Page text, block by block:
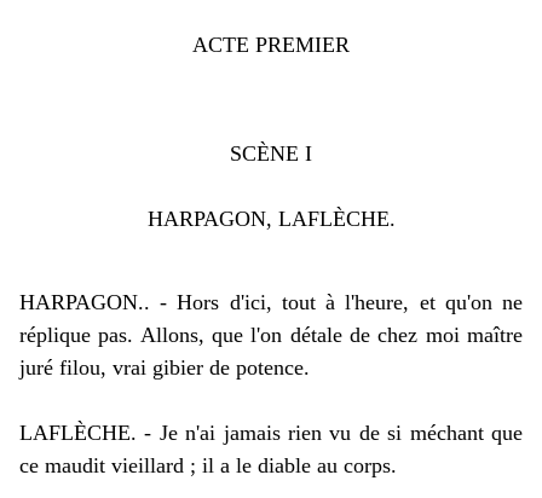
ACTE PREMIER
SCÈNE I
HARPAGON, LAFLÈCHE.
HARPAGON.. - Hors d'ici, tout à l'heure, et qu'on ne
réplique pas. Allons, que l'on détale de chez moi maître
juré filou, vrai gibier de potence.
LAFLÈCHE. - Je n'ai jamais rien vu de si méchant que
ce maudit vieillard ; il a le diable au corps.